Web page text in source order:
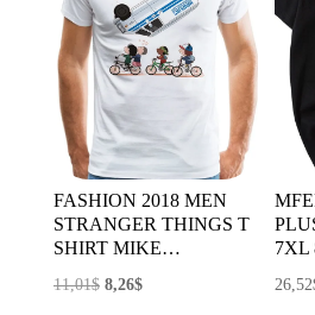
FASHION 2018 MEN
STRANGER THINGS T
SHIRT MIKE…
11,01$ El
8,26$El
7XL
26,52